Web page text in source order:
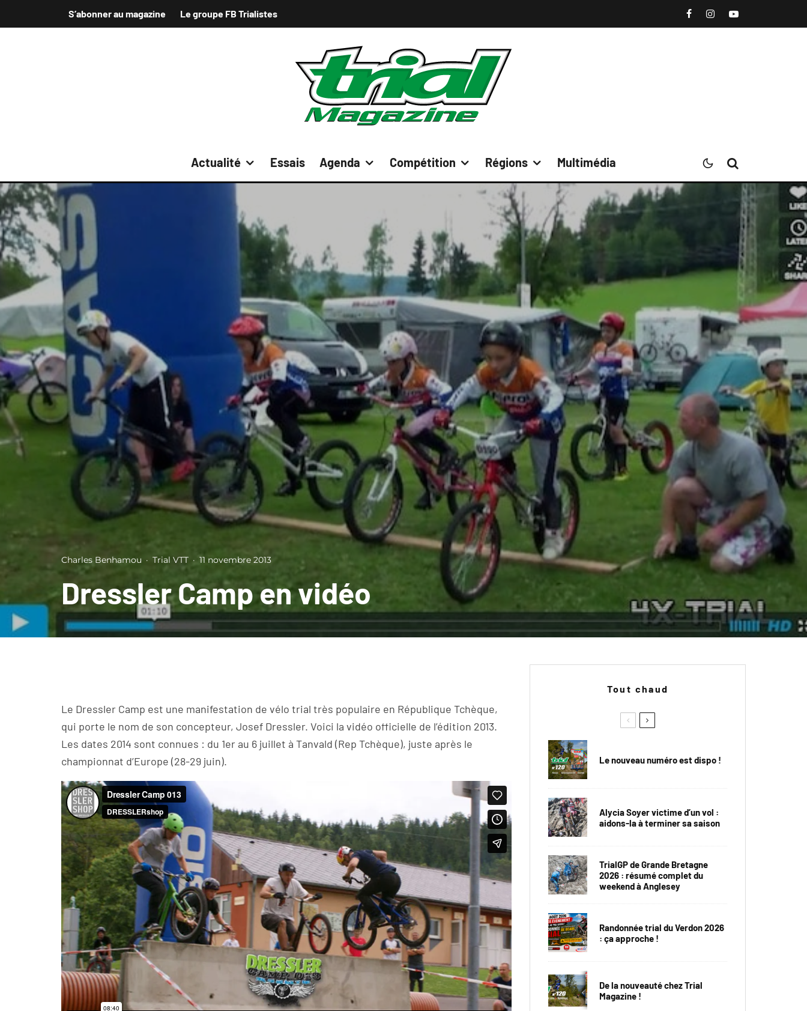
S’abonner au magazine Le groupe FB Trialistes
Actualité Essais Agenda Compétition Régions Multimédia
Charles Benhamou · Trial VTT · 11 novembre 2013
Dressler Camp en vidéo
Le Dressler Camp est une manifestation de vélo trial très populaire en République Tchèque,
qui porte le nom de son concepteur, Josef Dressler. Voici la vidéo officielle de l’édition 2013.
Les dates 2014 sont connues : du 1er au 6 juillet à Tanvald (Rep Tchèque), juste après le
championnat d’Europe (28-29 juin).
Tout chaud
Le nouveau numéro est dispo !
Alycia Soyer victime d’un vol :
aidons-la à terminer sa saison
TrialGP de Grande Bretagne
2026 : résumé complet du
weekend à Anglesey
Randonnée trial du Verdon 2026
: ça approche !
De la nouveauté chez Trial
Magazine !